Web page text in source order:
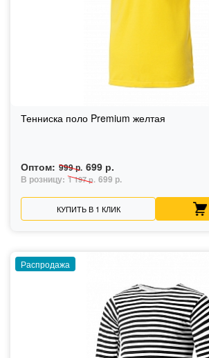
Тенниска поло Premium желтая
Оптом: 999 р. 699 р.
В розницу: 1 197 р. 699 р.
КУПИТЬ В 1 КЛИК
Распродажа